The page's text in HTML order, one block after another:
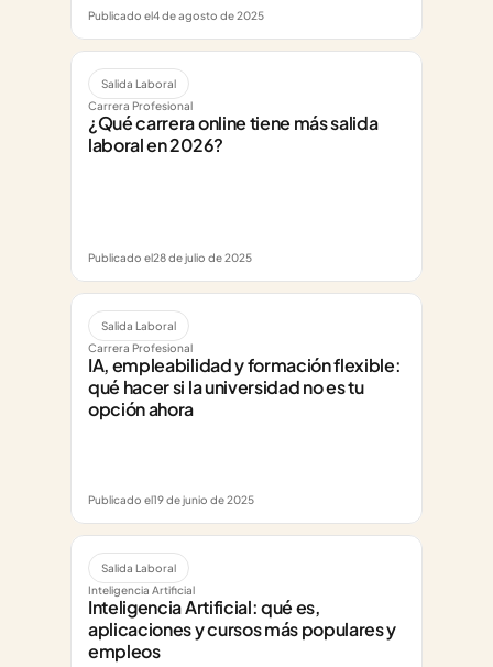
Publicado el4 de agosto de 2025
Salida Laboral
Carrera Profesional
¿Qué carrera online tiene más salida
laboral en 2026?
Publicado el28 de julio de 2025
Salida Laboral
Carrera Profesional
IA, empleabilidad y formación flexible:
qué hacer si la universidad no es tu
opción ahora
Publicado el19 de junio de 2025
Salida Laboral
Inteligencia Artificial
Inteligencia Artificial: qué es,
aplicaciones y cursos más populares y
empleos